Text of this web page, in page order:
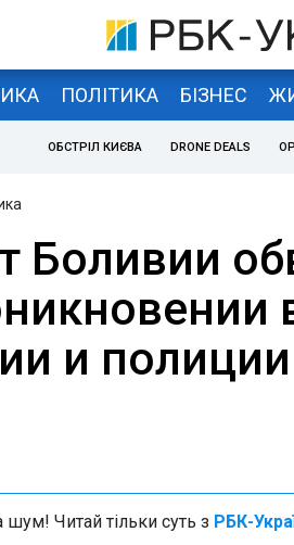
ПОЛІТИКА БІЗНЕС
ОБСТРІЛ КИЄВА DRONE DEALS
Боливии
и полиции
шум! Читай тільки суть з РБК-